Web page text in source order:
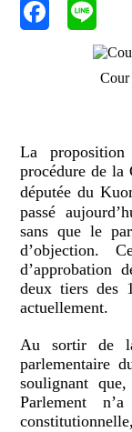
La
procédure de la
députée du
passé
sans que le
d’objection.
d’approbation
deux tiers des
actuellement.
Au sortir de
parlementaire
soulignant
Parlement